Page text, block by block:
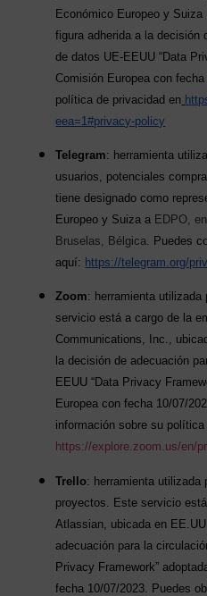
Económico Europeo y
figura adherida a la decisión
de datos UE-EEUU “Data
Comisión Europea con
política de privacidad en
eea=1#privacy-policy
Telegram: herramienta
usuarios, potenciales
tiene designado como
Europeo y Suiza a EDPO,
Bruselas, Bélgica. Puedes
aquí: https://telegram.org/
Zoom: herramienta
servicio está a cargo de la
Communications, Inc.,
la decisión de adecuación
EEUU “Data Privacy
Europea con fecha 10/07/
información sobre su
https://explore.zoom.us/en/
Trello: herramienta utilizada
proyectos. Este servicio
Atlassian, ubicada en
adecuación para la
Privacy Framework”
fecha 10/07/2023. Puedes